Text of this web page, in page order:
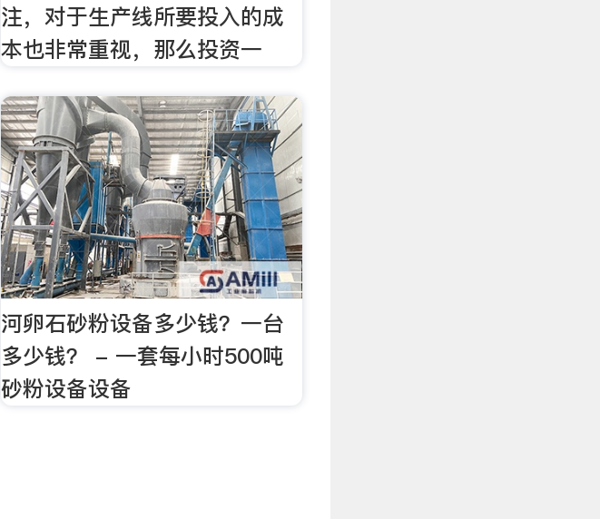
注，对于生产线所要投入的成
本也非常重视，那么投资一
河卵石砂粉设备多少钱？一台
多少钱？ - 一套每小时500吨
砂粉设备设备